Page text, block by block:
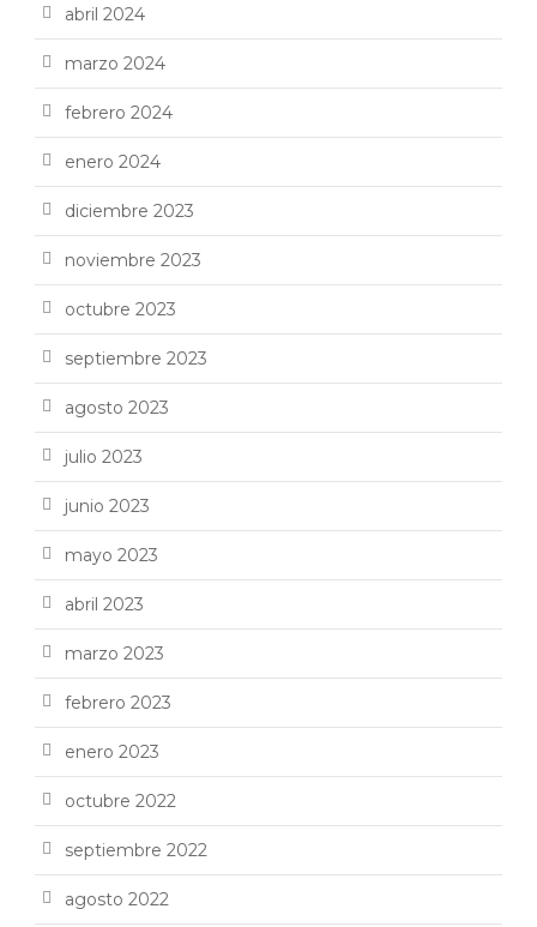
abril 2024
marzo 2024
febrero 2024
enero 2024
diciembre 2023
noviembre 2023
octubre 2023
septiembre 2023
agosto 2023
julio 2023
junio 2023
mayo 2023
abril 2023
marzo 2023
febrero 2023
enero 2023
octubre 2022
septiembre 2022
agosto 2022